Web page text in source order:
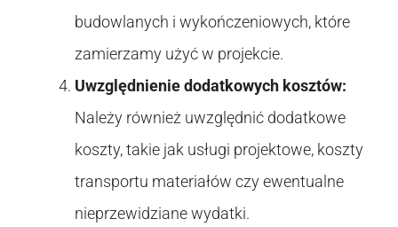
budowlanych i wykończeniowych, które
zamierzamy użyć w projekcie.
Uwzględnienie dodatkowych kosztów:
Należy również uwzględnić dodatkowe
koszty, takie jak usługi projektowe, koszty
transportu materiałów czy ewentualne
nieprzewidziane wydatki.